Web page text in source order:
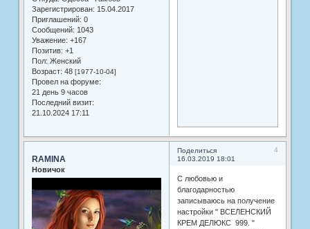
Зарегистрирован: 15.04.2017
Приглашений: 0
Сообщений: 1043
Уважение: +167
Позитив: +1
Пол: Женский
Возраст: 48 [1977-10-04]
Провел на форуме:
21 день 9 часов
Последний визит:
21.10.2024 17:11
Поделиться
4
16.03.2019 18:01
RAMINA
Новичок
С любовью и
благодарностью
записываюсь на получение
настройки " ВСЕЛЕНСКИЙ
КРЕМ ДЕЛЮКС 999. "